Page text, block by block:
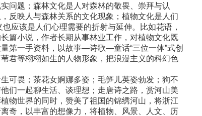
问题；森林文化是人对森林的敬畏、崇拜与认
反映人与森林关系的文化现象；植物文化是人们
应该是人们心理需要的折射与延伸。比如花语，
篇小说，作者长期从事林业工作，对植物文化既
第一手资料，以故事—诗歌—童话“三位一体”式创
君等栩栩如生的人物形象，把浪漫主义的科幻色
可畏；茶花女婀娜多姿；毛笋儿英姿勃发；狗不
们一起聊生活、谈理想；走唐诗之路，赏河山美
物世界的同时，赞美了祖国的锦绣河山，将浙江
奇，以丰富的想像力，将植物、风景、人文、历